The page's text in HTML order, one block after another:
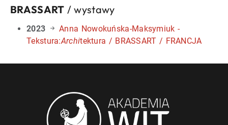
BRASSART / wystawy
2023
Anna Nowokuńska-Maksymiuk -
Tekstura:Architektura / BRASSART / FRANCJA